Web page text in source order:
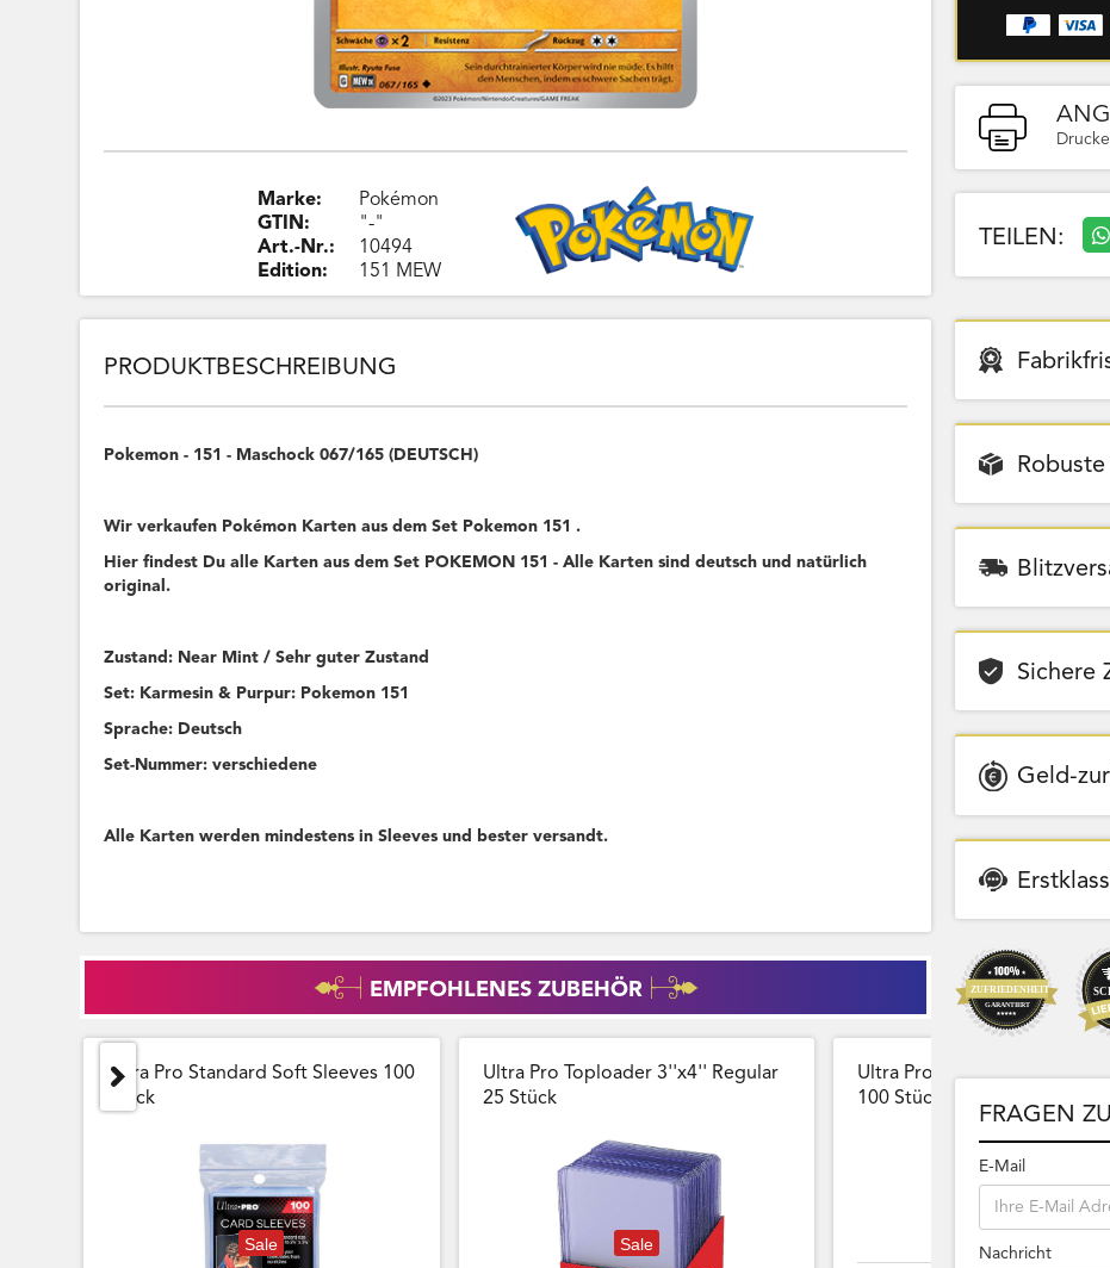
Marke:
GTIN:
Art.-Nr.:
Edition:
Pokémon
"-"
10494
151 MEW
TEILEN:
PRODUKTBESCHREIBUNG
Pokemon - 151 - Maschock 067/165 (DEUTSCH)
Wir verkaufen Pokémon Karten aus dem Set Pokemon 151 .
Hier findest Du alle Karten aus dem Set POKEMON 151 - Alle Karten sind deutsch und natürlich
original.
Zustand: Near Mint / Sehr guter Zustand
Set: Karmesin & Purpur: Pokemon 151
Sprache: Deutsch
Set-Nummer: verschiedene
Alle Karten werden mindestens in Sleeves und bester versandt.
EMPFOHLENES ZUBEHÖR
Ultra Pro Standard Soft Sleeves 100
Stück
Sale
Ultra Pro Toploader 3''x4'' Regular
25 Stück
Sale
Ultra Pro Card Sleeves Team
100 Stück
Sichere
Geld-
FRAGEN
E-Mail
Nachricht